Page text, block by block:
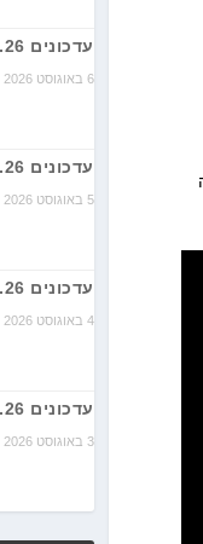
עדכונים 6.8.26
6 באוגוסט 2026
עדכונים 5.8.26
5 באוגוסט 2026
עדכונים 4.8.26
4 באוגוסט 2026
עדכונים 3.8.26
3 באוגוסט 2026